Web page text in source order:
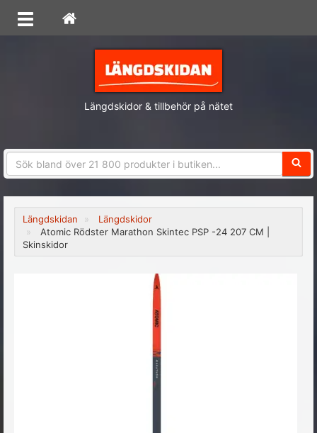
Längdskidor & tillbehör på nätet
Längdskidan
Längdskidor
Atomic Rödster Marathon Skintec PSP -24 207 CM |
Skinskidor